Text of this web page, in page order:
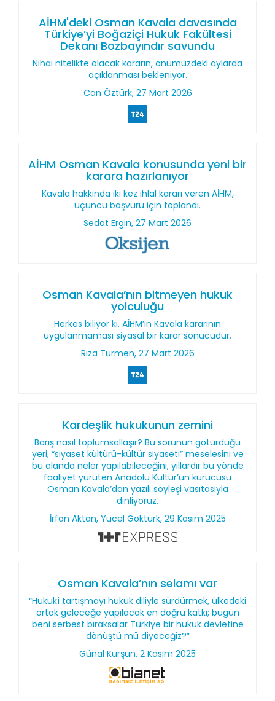
AİHM'deki Osman Kavala davasında
Türkiye’yi Boğaziçi Hukuk Fakültesi
Dekanı Bozbayındır savundu
Nihai nitelikte olacak kararın, önümüzdeki aylarda
açıklanması bekleniyor.
Can Öztürk, 27 Mart 2026
AİHM Osman Kavala konusunda yeni bir
karara hazırlanıyor
Kavala hakkında iki kez ihlal kararı veren AİHM,
üçüncü başvuru için toplandı.
Sedat Ergin, 27 Mart 2026
Osman Kavala’nın bitmeyen hukuk
yolculuğu
Herkes biliyor ki, AİHM’in Kavala kararının
uygulanmaması siyasal bir karar sonucudur.
Rıza Türmen, 27 Mart 2026
Kardeşlik hukukunun zemini
Barış nasıl toplumsallaşır? Bu sorunun götürdüğü
yeri, “siyaset kültürü-kültür siyaseti” meselesini ve
bu alanda neler yapılabileceğini, yıllardır bu yönde
faaliyet yürüten Anadolu Kültür’ün kurucusu
Osman Kavala’dan yazılı söyleşi vasıtasıyla
dinliyoruz.
İrfan Aktan, Yücel Göktürk, 29 Kasım 2025
Osman Kavala’nın selamı var
“Hukukî tartışmayı hukuk diliyle sürdürmek, ülkedeki
ortak geleceğe yapılacak en doğru katkı; bugün
beni serbest bıraksalar Türkiye bir hukuk devletine
dönüştü mü diyeceğiz?”
Günal Kurşun, 2 Kasım 2025